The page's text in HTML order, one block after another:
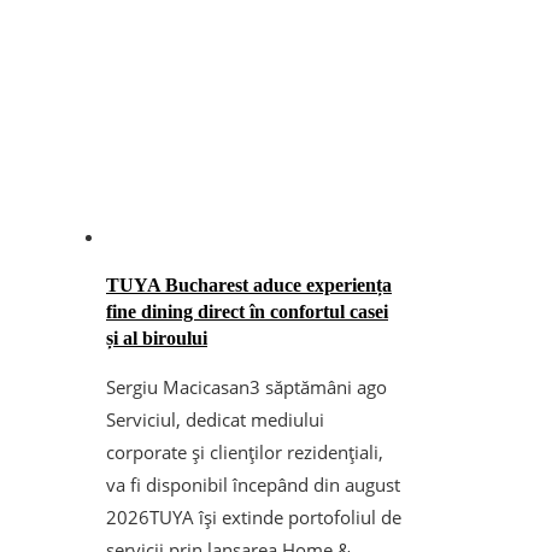
TUYA Bucharest aduce experiența
fine dining direct în confortul casei
și al biroului
Sergiu Macicasan3 săptămâni ago
Serviciul, dedicat mediului
corporate și clienților rezidențiali,
va fi disponibil începând din august
2026TUYA își extinde portofoliul de